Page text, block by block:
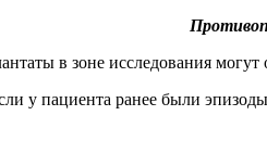
в зоне исследования
у пациента ранее были